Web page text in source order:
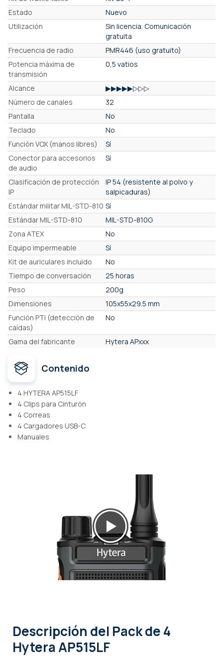
Estado
Nuevo
Utilización
Sin licencia. Comunicación
gratuita
Frecuencia de radio
PMR446 (uso gratuito)
Potencia máxima de
transmisión
0,5 vatios
Alcance
▶▶▶▶▶▷▷▷
Número de canales
32
Pantalla
No
Teclado
No
Función VOX (manos libres)
Sí
Conector para accesorios
de audio
Sí
Clasificación de protección
IP
IP 54 (resistente al polvo y
salpicaduras)
Estándar militar MIL-STD-810 Sí
Estándar MIL-STD-810
MIL-STD-810G
Zona ATEX
No
Equipo impermeable
Sí
Kit de auriculares incluido
No
Tiempo de conversación
25 horas
Peso
200g
Dimensiones
105x55x29.5 mm
Función PTI (detección de
caídas)
No
Gama del fabricante Hytera APxxx
Contenido
4 HYTERA AP515LF
4 Clips para Cinturón
4 Correas
4 Cargadores USB-C
Manuales
Descripción del Pack de 4
Hytera AP515LF